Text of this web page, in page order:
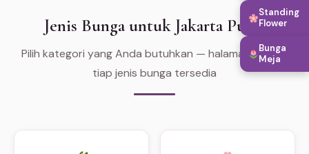
Jenis Bunga untuk Jakarta Pusat
Pilih kategori yang Anda butuhkan — halaman khusus
tiap jenis bunga tersedia
Standing
Flower
Bunga
Meja